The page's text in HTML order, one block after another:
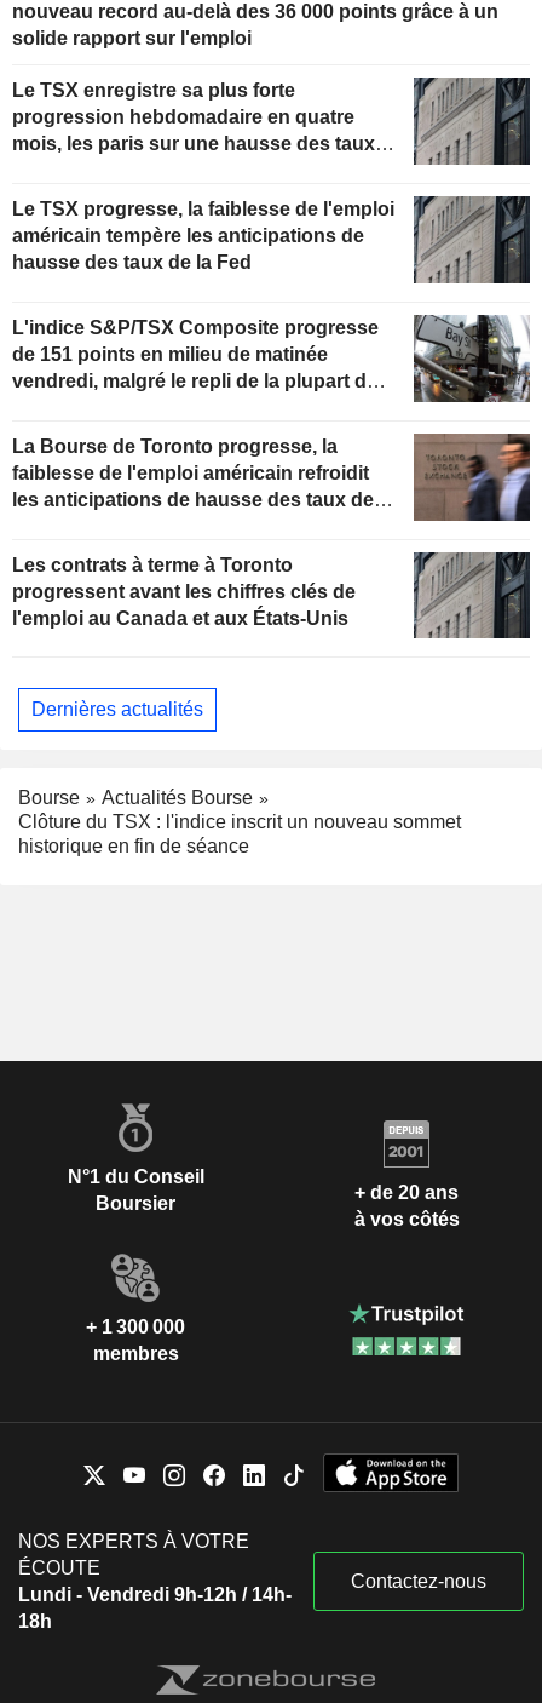
nouveau record au-delà des 36 000 points grâce à un
solide rapport sur l'emploi
Le TSX enregistre sa plus forte
progression hebdomadaire en quatre
mois, les paris sur une hausse des taux
Le TSX progresse, la faiblesse de l'emploi
américain tempère les anticipations de
hausse des taux de la Fed
L'indice S&P/TSX Composite progresse
de 151 points en milieu de matinée
vendredi, malgré le repli de la plupart des
La Bourse de Toronto progresse, la
faiblesse de l'emploi américain refroidit
les anticipations de hausse des taux de la
Les contrats à terme à Toronto
progressent avant les chiffres clés de
l'emploi au Canada et aux États-Unis
Dernières actualités
Bourse
Actualités Bourse
Clôture du TSX : l'indice inscrit un nouveau sommet
historique en fin de séance
N°1 du Conseil
Boursier
+ de 20 ans
à vos côtés
+ 1 300 000
membres
NOS EXPERTS À VOTRE
ÉCOUTE
Lundi - Vendredi 9h-12h / 14h-
18h
Contactez-nous